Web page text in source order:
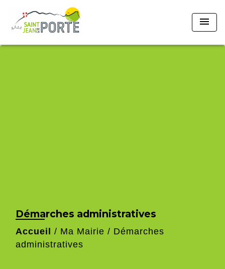
menu
Démarches administratives
Accueil / Ma Mairie / Démarches
administratives